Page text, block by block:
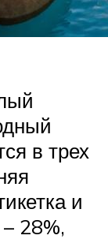
в трех
и
28%,